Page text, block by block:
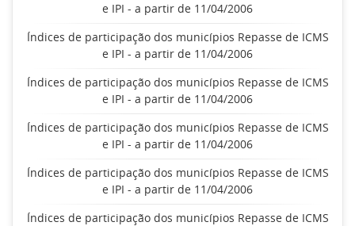
e IPI - a partir de 11/04/2006
Índices de participação dos municípios Repasse de ICMS
e IPI - a partir de 11/04/2006
Índices de participação dos municípios Repasse de ICMS
e IPI - a partir de 11/04/2006
Índices de participação dos municípios Repasse de ICMS
e IPI - a partir de 11/04/2006
Índices de participação dos municípios Repasse de ICMS
e IPI - a partir de 11/04/2006
Índices de participação dos municípios Repasse de ICMS